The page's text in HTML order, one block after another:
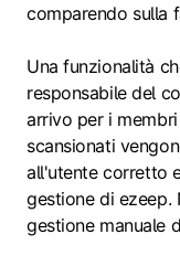
comparendo sulla
Una funzionalità
responsabile del
arrivo per i
scansionati
all'utente corretto
gestione di ezeep.
gestione manuale